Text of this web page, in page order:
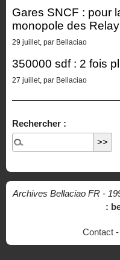
Gares SNCF : pour
monopole des
29 juillet, par Bellaciao
350000 sdf : 2 fois
27 juillet, par Bellaciao
Rechercher :
Archives Bellaciao FR -
:
Contact -